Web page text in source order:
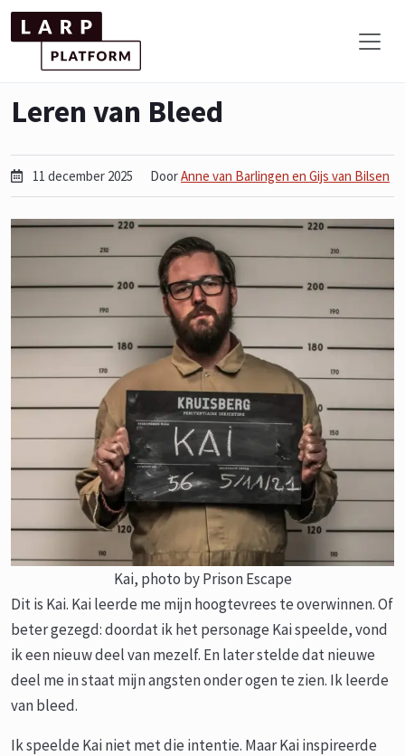
Leren van Bleed
11 december 2025 DoorAnne van Barlingen en Gijs van Bilsen
Kai, photo by Prison Escape
Dit is Kai. Kai leerde me mijn hoogtevrees te overwinnen. Of
beter gezegd: doordat ik het personage Kai speelde, vond
ik een nieuw deel van mezelf. En later stelde dat nieuwe
deel me in staat mijn angsten onder ogen te zien. Ik leerde
van bleed.
Ik speelde Kai niet met die intentie. Maar Kai inspireerde